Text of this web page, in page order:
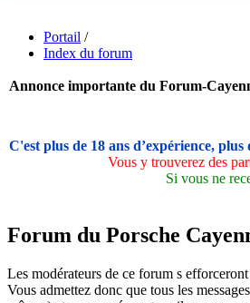
Portail /
Index du forum
Annonce importante du Forum-
C'est plus de 18 ans d’expérience,
Vous y trouverez des
Si vous ne
Forum du Porsche
Les modérateurs de ce forum s
Vous admettez donc que tous les